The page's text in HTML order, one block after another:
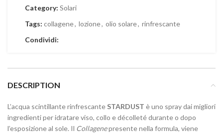
Category: Solari
Tags: collagene, lozione, olio solare, rinfrescante
Condividi:
DESCRIPTION
L’acqua scintillante rinfrescante STARDUST è uno spray dai migliori
ingredienti per idratare viso, collo e décolleté durante o dopo
l’esposizione al sole. Il Collagenepresente nella formula, viene